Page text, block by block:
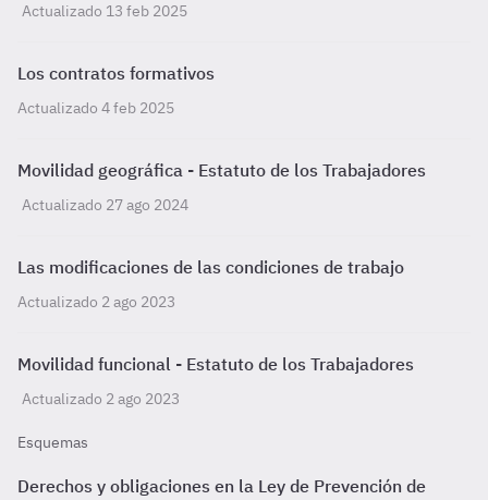
Actualizado 13 feb 2025
Los contratos formativos
Actualizado 4 feb 2025
Movilidad geográfica - Estatuto de los Trabajadores
Actualizado 27 ago 2024
Las modificaciones de las condiciones de trabajo
Actualizado 2 ago 2023
Movilidad funcional - Estatuto de los Trabajadores
Actualizado 2 ago 2023
Esquemas
Derechos y obligaciones en la Ley de Prevención de